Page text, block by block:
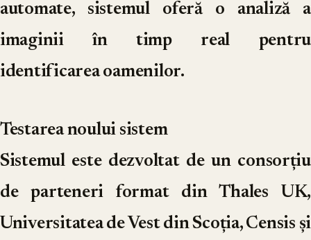
automate, sistemul oferă o analiză a
imaginii în timp real pentru
identificarea oamenilor.
Testarea noului sistem
Sistemul este dezvoltat de un consorțiu
de parteneri format din Thales UK,
Universitatea de Vest din Scoția, Censis și